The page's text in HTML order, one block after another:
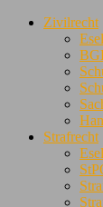
Zivilrecht
Strafrecht